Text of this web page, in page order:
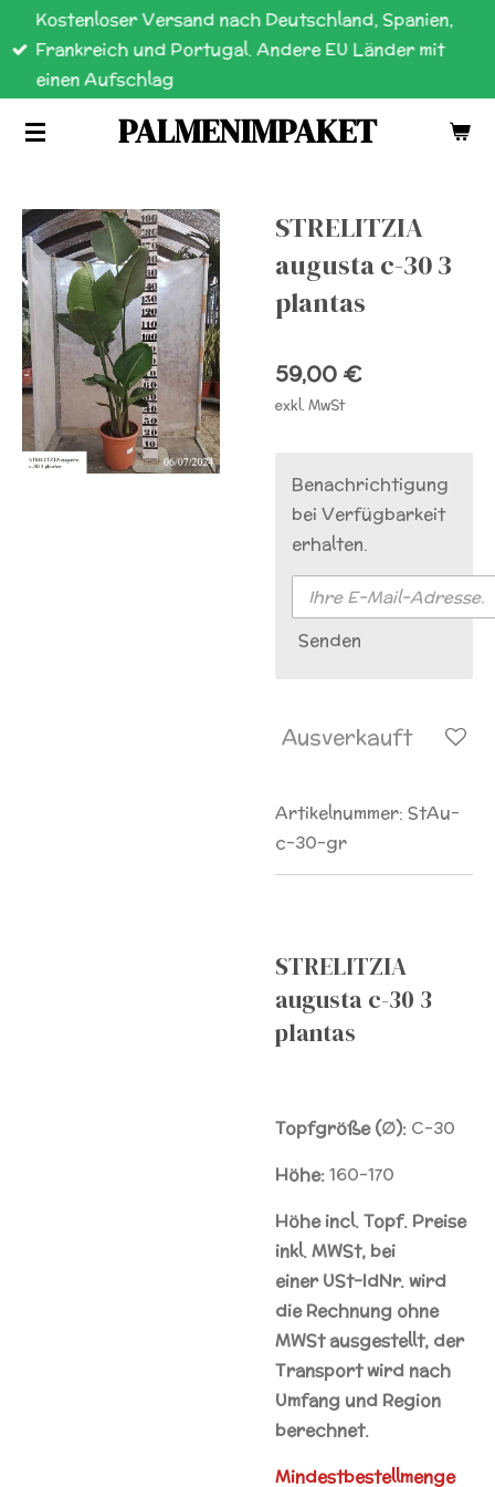
Zum
Hauptinhalt
springen
PALMENIMPAKET
Kostenloser Versand nach Deutschland, Spanien,
Frankreich und Portugal. Andere EU Länder mit
einen Aufschlag
STRELITZIA
augusta c-30 3
plantas
59,00 €
exkl. MwSt
Benachrichtigung
bei Verfügbarkeit
erhalten.
Senden
Ausverkauft
Artikelnummer: StAu-
c-30-gr
STRELITZIA
augusta c-30 3
plantas
Topfgröße (∅): C-30
Höhe:160-170
Höhe incl. Topf. Preise
inkl. MWSt, bei
einerUSt-IdNr.wird
die Rechnung ohne
MWSt ausgestellt, der
Transport wird nach
Umfang und Region
berechnet.
Mindestbestellmenge